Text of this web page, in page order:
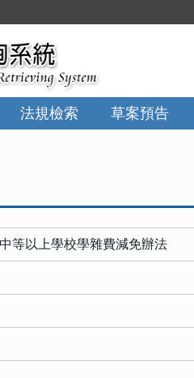
法規檢索 草案預告
等以上學校學雜費減免辦法